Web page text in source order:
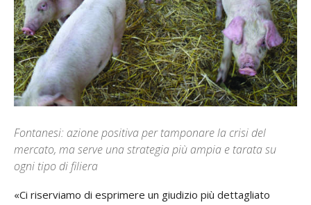
Fontanesi: azione positiva per tamponare la crisi del
mercato, ma serve una strategia più ampia e tarata su
ogni tipo di filiera
«Ci riserviamo di esprimere un giudizio più dettagliato